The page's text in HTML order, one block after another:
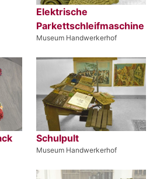
Elektrische
Parkettschleifmaschine
Museum Handwerkerhof
Schulpult
Museum Handwerkerhof